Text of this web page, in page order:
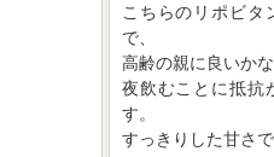
こちらのリポビタ
で、
高齢の親に良いか
夜飲むことに抵抗
す。
すっきりした甘さ